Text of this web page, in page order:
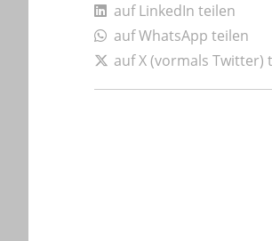
auf LinkedIn teilen
auf WhatsApp teilen
auf X (vormals Twitter)